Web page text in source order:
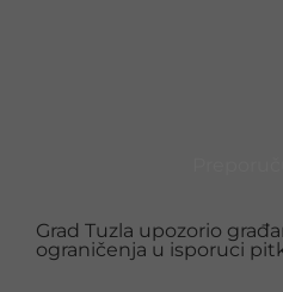
Grad Tuzla upozorio
ograničenja u isporuci